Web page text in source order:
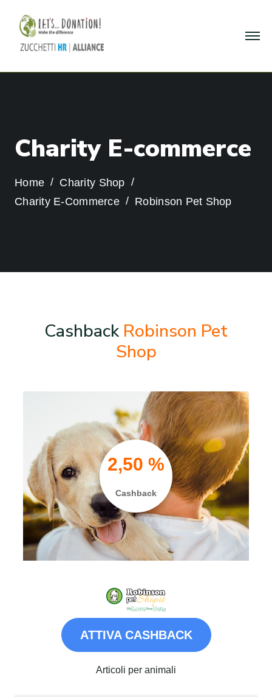
Charity E-commerce
Home
Charity Shop
Charity E-Commerce
Robinson Pet Shop
Cashback Robinson Pet
Shop
2,50 %
Cashback
ATTIVA CASHBACK
Articoli per animali